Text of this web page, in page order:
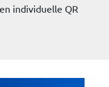
individuelle QR